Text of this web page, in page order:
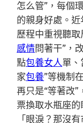
怎么管”，每個
的親身好處。近
歷程中重視聽
感情問著干”，
點包養女人單、
家包養”等機制
再只是“等著改
票換取水瓶座
「眼淚？那沒